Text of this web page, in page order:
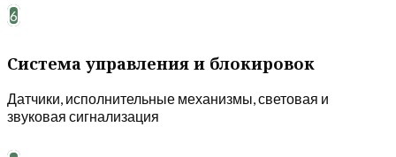
6
Система управления и блокировок
Датчики, исполнительные механизмы, световая и
звуковая сигнализация